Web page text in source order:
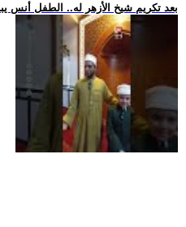
.. بعد تكريم شيخ الأزهر له.. الطفل أنس